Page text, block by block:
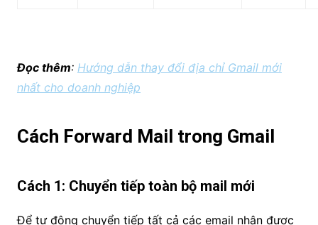
Đọc thêm: Hướng dẫn thay đổi địa chỉ Gmail mới
nhất cho doanh nghiệp
Cách Forward Mail trong Gmail
Cách 1: Chuyển tiếp toàn bộ mail mới
Để tự động chuyển tiếp tất cả các email nhận được